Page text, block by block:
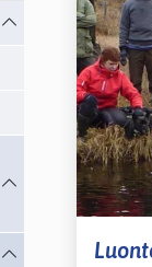
Vaihda
Vaihda
Vaihda